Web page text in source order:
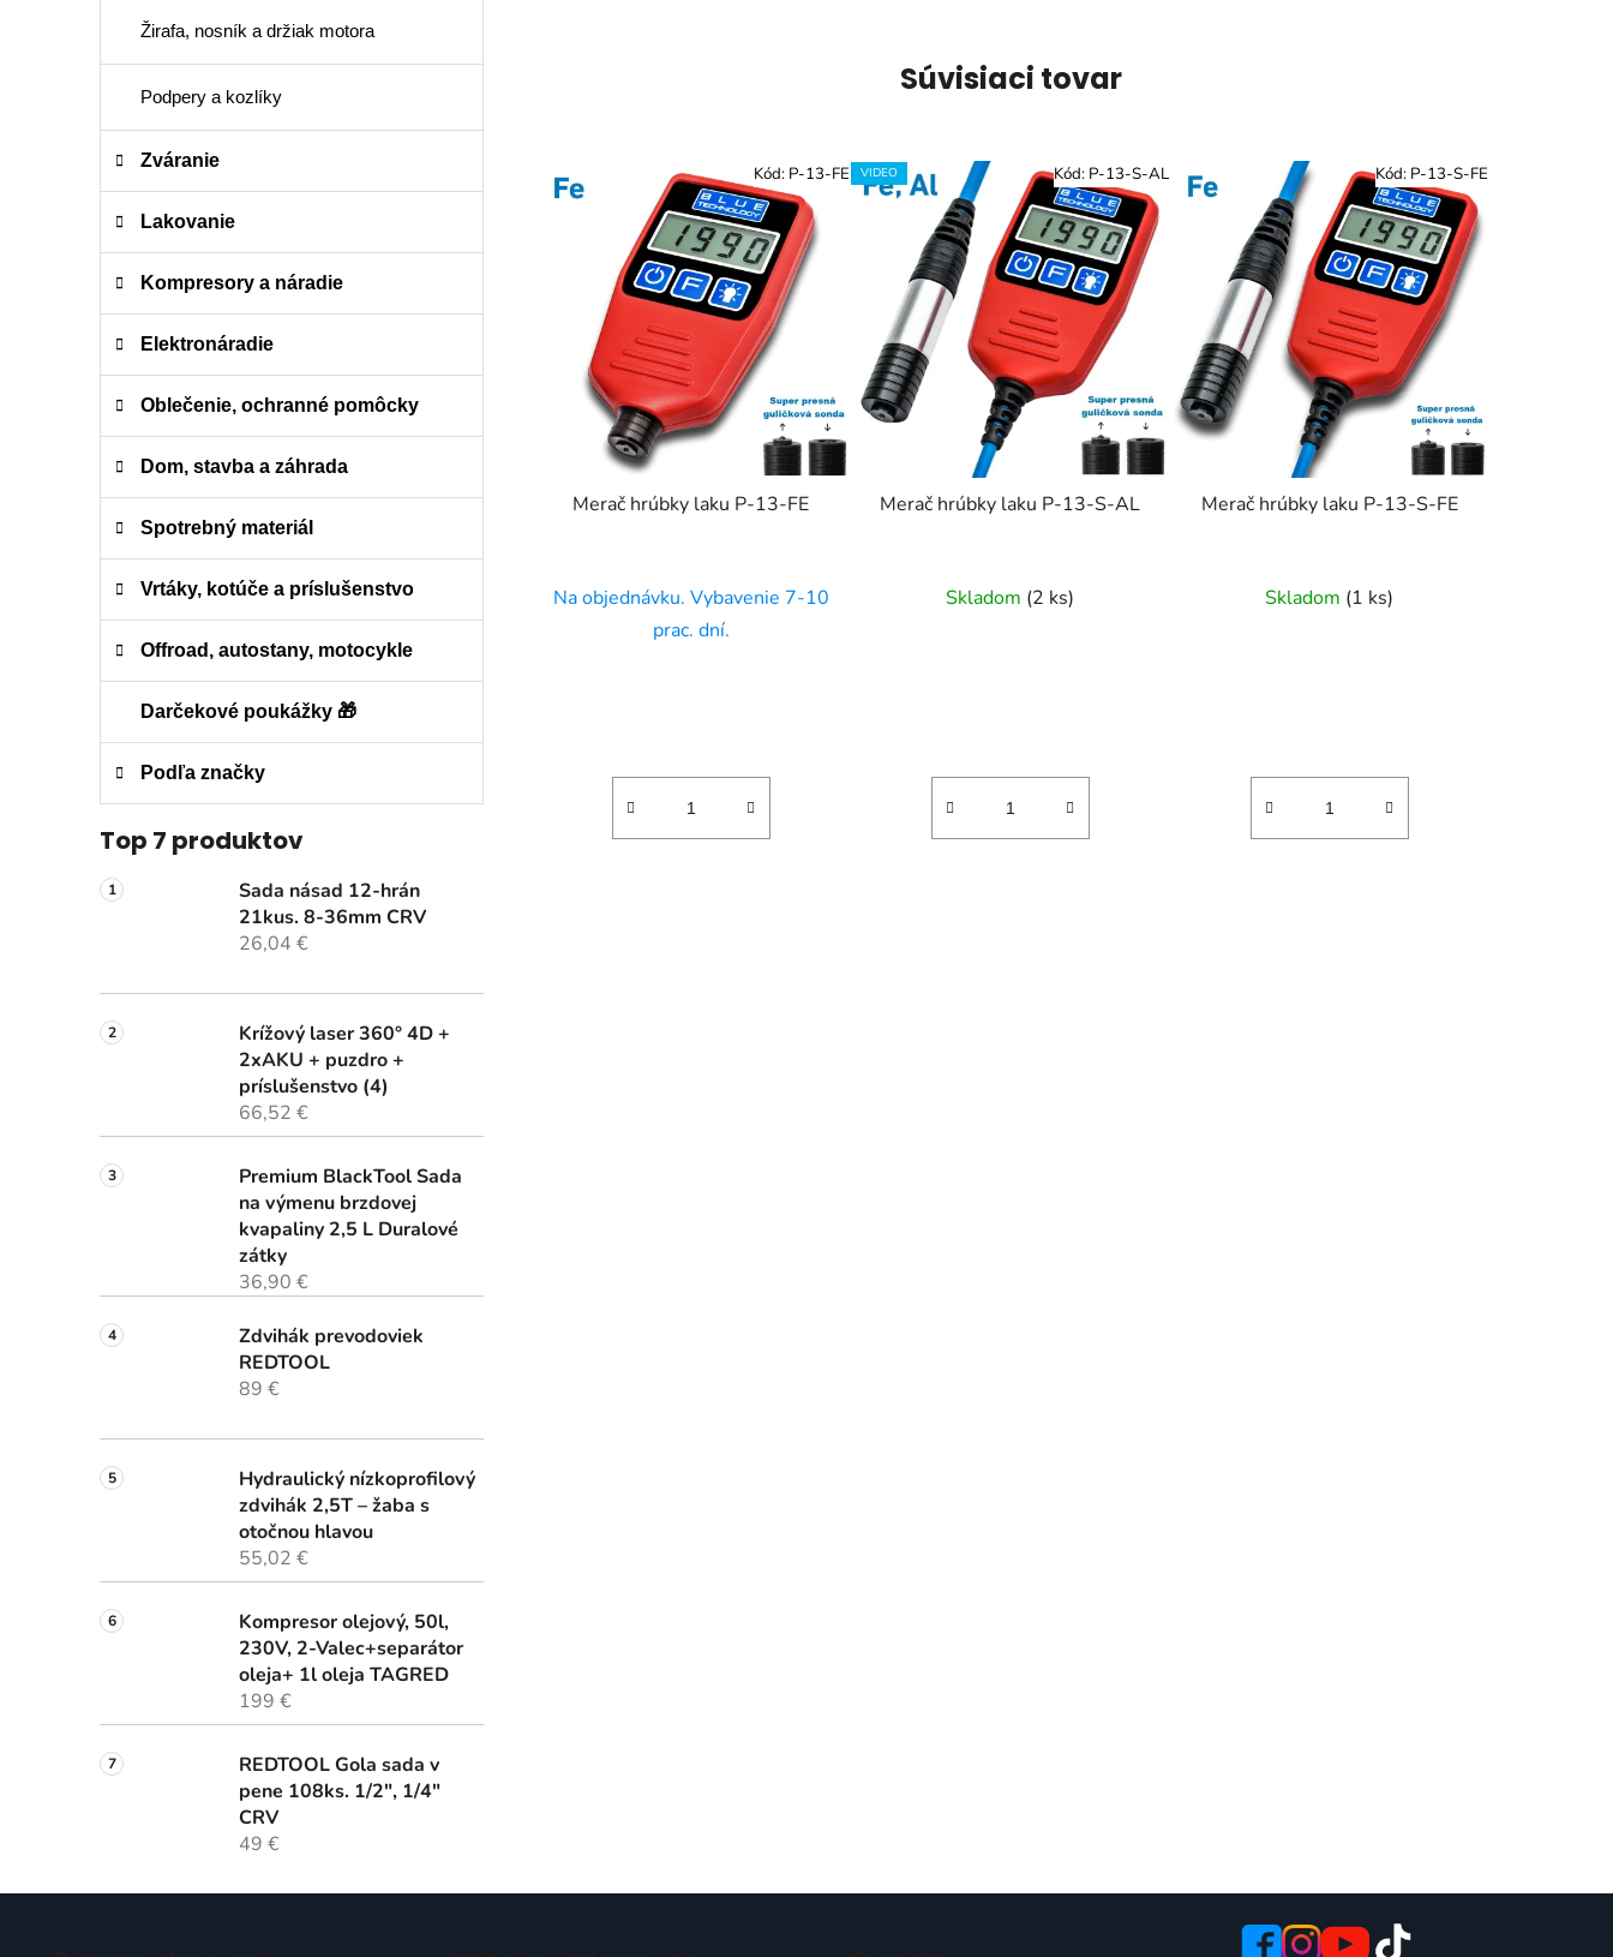
Žirafa, nosník a držiak motora
Podpery a kozlíky
Zváranie
Lakovanie
Kompresory a náradie
Elektronáradie
Oblečenie, ochranné pomôcky
Dom, stavba a záhrada
Spotrebný materiál
Vrtáky, kotúče a príslušenstvo
Offroad, autostany, motocykle
Darčekové poukážky 🎁
Podľa značky
Top 7 produktov
Sada násad 12-hrán
21kus. 8-36mm CRV
26,04 €
Krížový laser 360° 4D +
2xAKU + puzdro +
príslušenstvo (4)
66,52 €
Premium BlackTool Sada
na výmenu brzdovej
kvapaliny 2,5 L Duralové
zátky
36,90 €
Zdvihák prevodoviek
REDTOOL
89 €
Hydraulický nízkoprofilový
zdvihák 2,5T – žaba s
otočnou hlavou
55,02 €
Kompresor olejový, 50l,
230V, 2-Valec+separátor
oleja+ 1l oleja TAGRED
199 €
REDTOOL Gola sada v
pene 108ks. 1/2", 1/4"
CRV
49 €
Súvisiaci tovar
Merač hrúbky laku P-13-FE
Na objednávku. Vybavenie 7-10
prac. dní.
Kód: P-13-FE VIDEO
Merač hrúbky laku P-13-S-AL
Skladom (2 ks)
Kód: P-13-S-AL
Merač hrúbky laku P-13-S-FE
Skladom (1 ks)
Kód: P-13-S-FE